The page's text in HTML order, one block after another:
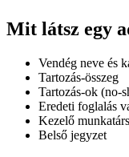
Mit látsz egy
Vendég neve és
Tartozás-összeg
Tartozás-ok (no-
Eredeti foglalás
Kezelő
Belső jegyzet